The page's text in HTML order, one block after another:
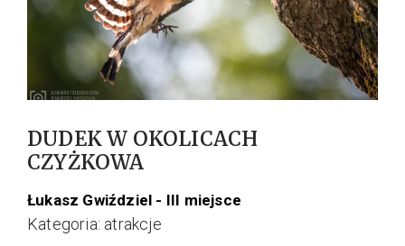
DUDEK W OKOLICACH
CZYŻKOWA
Łukasz Gwiździel - III miejsce
Kategoria: atrakcje